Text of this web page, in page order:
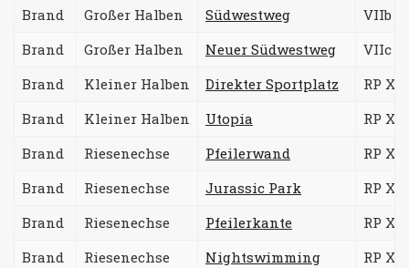
Brand
Großer Halben Südwestweg
VIIb
Brand
Großer Halben Neuer Südwestweg
VIIc
Brand
Kleiner Halben Direkter Sportplatz
RP
Brand
Kleiner Halben Utopia
RP
Brand
Riesenechse Pfeilerwand
RP
Brand
Riesenechse Jurassic Park
RP
Brand
Riesenechse Pfeilerkante
RP
Brand
Riesenechse Nightswimming RP